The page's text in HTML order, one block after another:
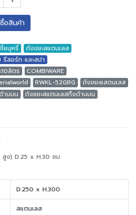
ซื้อสินค้า
ยบุหรี่
ถังขยะสแตนเลส
รีสอร์ท และสปา
ลิตร
COMBIWARE
RWKL-52GRG
ถังขยะแสตนเลส
านบน ถังขยะสแตนเลสทิ้งด้านบน
สูง) D.25 x H.30 ซม.
D.250 x H.300
สแตนเลส